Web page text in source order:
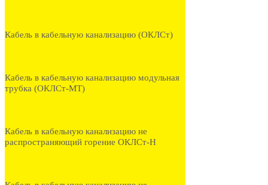
Кабель в кабельную канализацию (ОКЛСт)
Кабель в кабельную канализацию модульная
трубка (ОКЛСт-МТ)
Кабель в кабельную канализацию не
распространяющий горение ОКЛСт-Н